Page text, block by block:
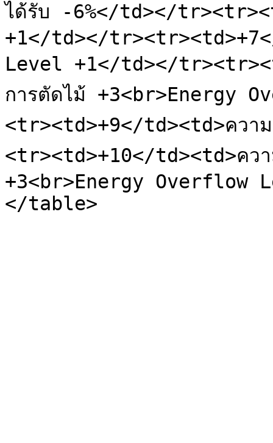
ได้รับ -6%</td></
+1</td></
Level +1</td></
การตัดไม้ +3<br>Energy
<tr><td>+9</td><td>ควา
<tr><td>+10</td><td>ควา
+3<br>Energy Overflow